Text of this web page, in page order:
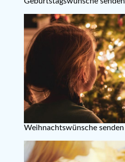
Weihnachtswünsche senden